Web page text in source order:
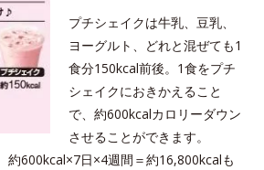
プチシェイクは牛乳、豆乳、
ヨーグルト、どれと混ぜても1
食分150kcal前後。1食をプチ
シェイクにおきかえること
で、約600kcalカロリーダウン
させることができます。
約600kcal×7日×4週間＝約16,800kcalも